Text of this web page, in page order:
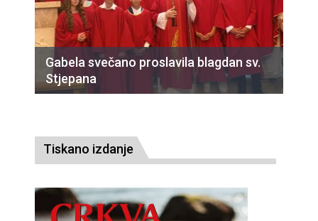
Gabela svečano proslavila blagdan sv.
Stjepana
Tiskano izdanje